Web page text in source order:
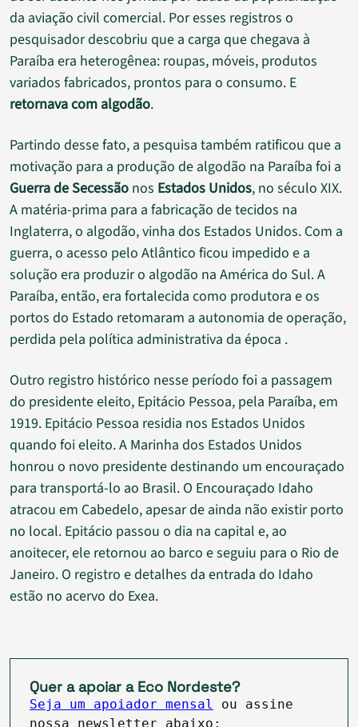
da aviação civil comercial. Por esses registros o
pesquisador descobriu que a carga que chegava à
Paraíba era heterogênea: roupas, móveis, produtos
variados fabricados, prontos para o consumo. E
retornava com algodão.
Partindo desse fato, a pesquisa também ratificou que a
motivação para a produção de algodão na Paraíba foi a
Guerra de Secessão nos Estados Unidos, no século XIX.
A matéria-prima para a fabricação de tecidos na
Inglaterra, o algodão, vinha dos Estados Unidos. Com a
guerra, o acesso pelo Atlântico ficou impedido e a
solução era produzir o algodão na América do Sul. A
Paraíba, então, era fortalecida como produtora e os
portos do Estado retomaram a autonomia de operação,
perdida pela política administrativa da época .
Outro registro histórico nesse período foi a passagem
do presidente eleito, Epitácio Pessoa, pela Paraíba, em
1919. Epitácio Pessoa residia nos Estados Unidos
quando foi eleito. A Marinha dos Estados Unidos
honrou o novo presidente destinando um encouraçado
para transportá-lo ao Brasil. O Encouraçado Idaho
atracou em Cabedelo, apesar de ainda não existir porto
no local. Epitácio passou o dia na capital e, ao
anoitecer, ele retornou ao barco e seguiu para o Rio de
Janeiro. O registro e detalhes da entrada do Idaho
estão no acervo do Exea.
Quer a apoiar a Eco Nordeste?
Seja um apoiador mensal
ou assine
nossa newsletter abaixo: